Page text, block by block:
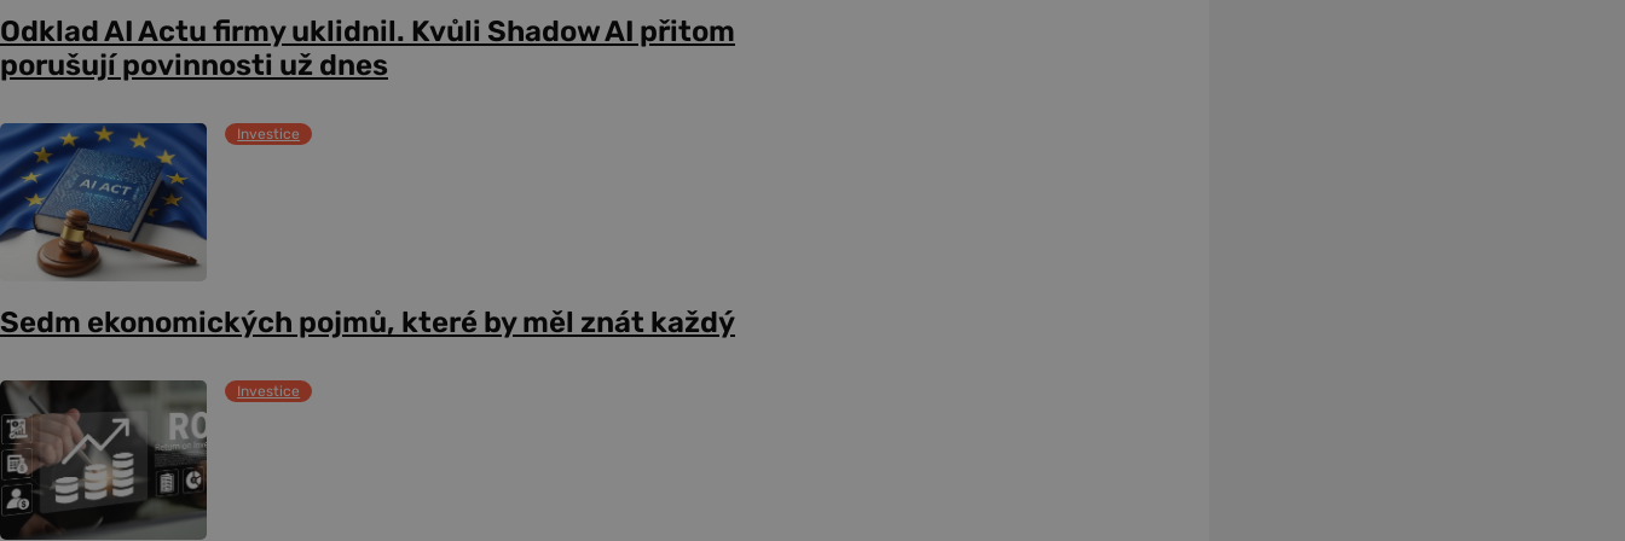
Odklad AI Actu firmy uklidnil. Kvůli Shadow AI přitom
porušují povinnosti už dnes
Investice
Sedm ekonomických pojmů, které by měl znát každý
Investice